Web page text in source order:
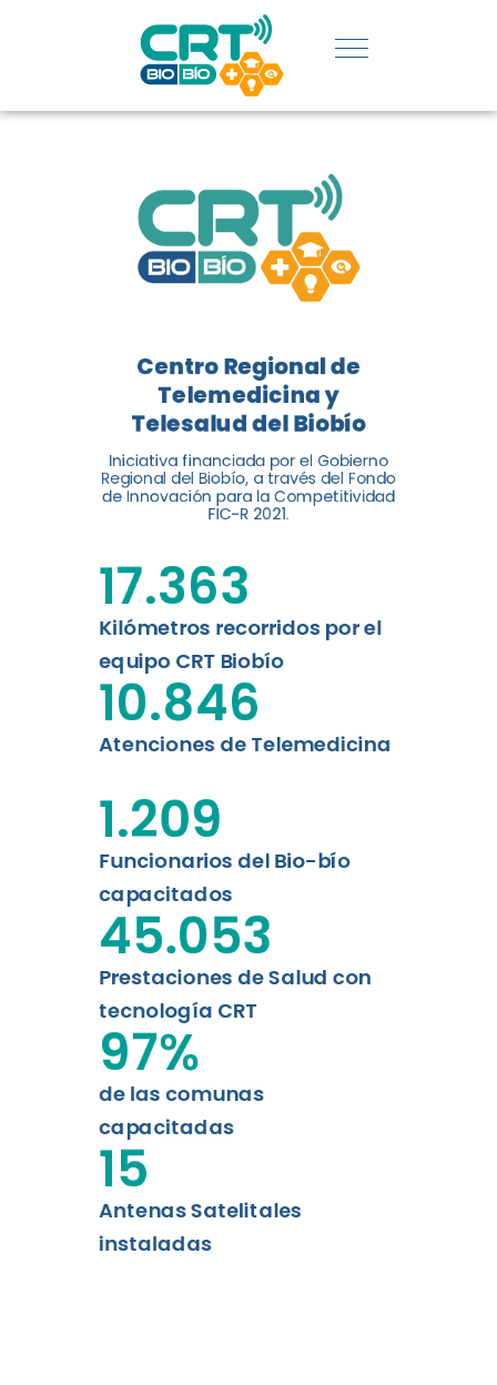
REGIÓN:
CONOCE
LOGROS
DE CRT
BIOBÍO
El Centro Regional de
Telemedicina y Telesalud del
Biobío presenta el balance de
tres años acercando la salud
digital a los habitantes...
Leer más
Centro Regional de
Telemedicina y
Telesalud del Biobío
Iniciativa financiada por el Gobierno
Regional del Biobío, a través del Fondo
de Innovación para la Competitividad
FIC-R 2021.
Kilómetros recorridos por el
equipo CRT Biobío
17.363
Atenciones de Telemedicina
10.846
Funcionarios del Bio-bío
capacitados
1.209
Prestaciones de Salud con
tecnología CRT
45.053
de las comunas
capacitadas
97%
Antenas Satelitales
instaladas
15